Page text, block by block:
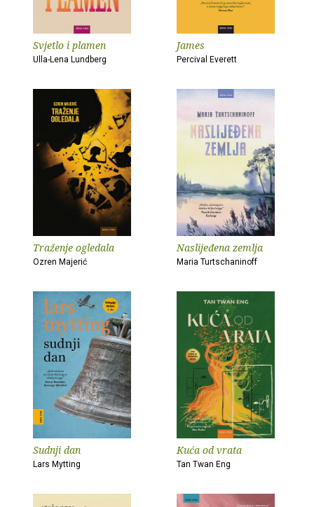
Svjetlo i plamen
Ulla-Lena Lundberg
James
Percival Everett
Traženje ogledala
Ozren Majerić
Naslijeđena zemlja
Maria Turtschaninoff
Sudnji dan
Lars Mytting
Kuća od vrata
Tan Twan Eng